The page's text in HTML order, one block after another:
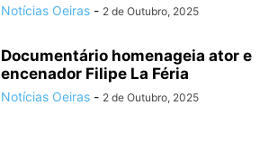
Notícias Oeiras - 2 de Outubro, 2025
Documentário homenageia ator e
encenador Filipe La Féria
Notícias Oeiras - 2 de Outubro, 2025